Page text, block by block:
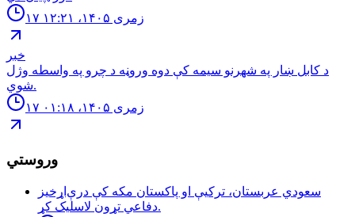
۱۷ زمری ۱۴۰۵، ۱۲:۲۱
خبر
د كابل ښار په شهرنو سيمه كې دوه وروڼه د چرو په واسطه وژل
شوي.
۱۷ زمری ۱۴۰۵، ۰۱:۱۸
وروستي
سعودي عربستان، ترکیې او پاکستان مکه کې درې‌اړخیز
دفاعي تړون لاسلیک کړ.